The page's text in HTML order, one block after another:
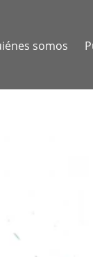
somos